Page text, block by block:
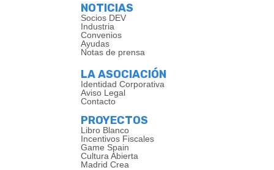
NOTICIAS
Socios DEV
Industria
Convenios
Ayudas
Notas de prensa
LA ASOCIACIÓN
Identidad Corporativa
Aviso Legal
Contacto
PROYECTOS
Libro Blanco
Incentivos Fiscales
Game Spain
Cultura Abierta
Madrid Crea